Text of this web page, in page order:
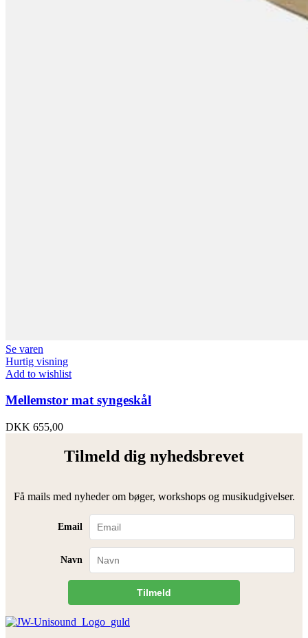
Se varen
Hurtig visning
Add to wishlist
Mellemstor mat syngeskål
DKK 655,00
Tilmeld dig nyhedsbrevet
Få mails med nyheder om bøger, workshops og musikudgivelser.
Email
Navn
Tilmeld